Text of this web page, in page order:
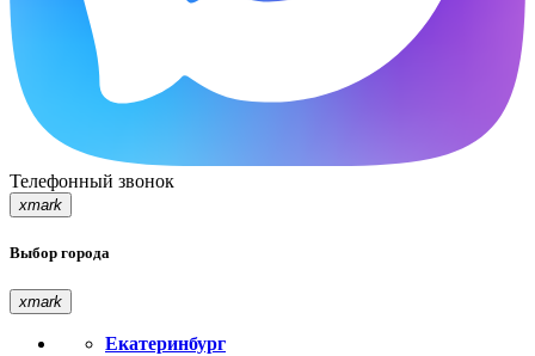
Телефонный звонок
xmark
Выбор города
xmark
Екатеринбург